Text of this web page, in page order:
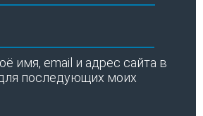
имя, email и адрес сайта в
последующих моих